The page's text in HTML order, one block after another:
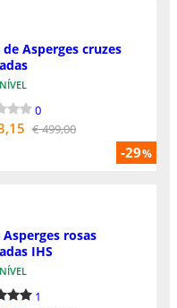
-29%
de Asperges cruzes
0
€ 499,00
Asperges rosas
IHS
1